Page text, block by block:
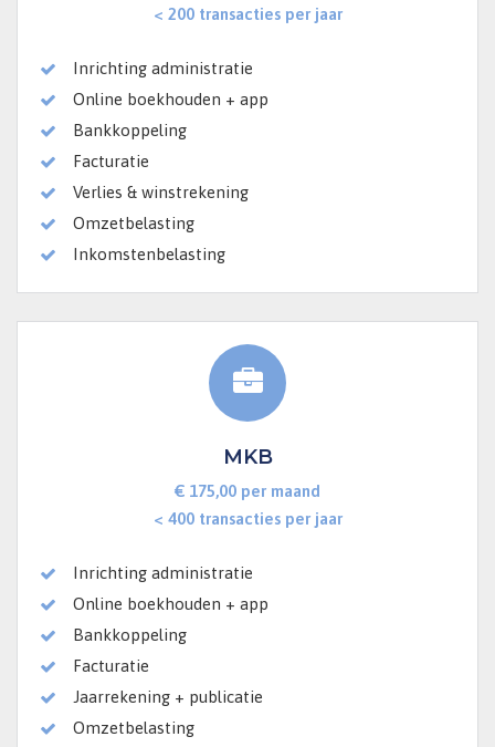
< 200 transacties per jaar
Inrichting administratie
Online boekhouden + app
Bankkoppeling
Facturatie
Verlies & winstrekening
Omzetbelasting
Inkomstenbelasting
MKB
€ 175,00 per maand
< 400 transacties per jaar
Inrichting administratie
Online boekhouden + app
Bankkoppeling
Facturatie
Jaarrekening + publicatie
Omzetbelasting